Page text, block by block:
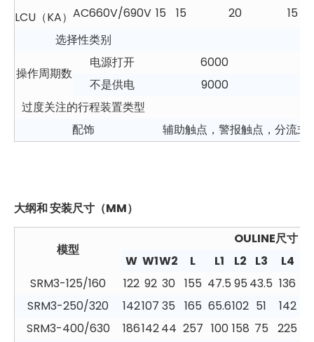
LCU（KA） AC660V/690V 15 15 20
15
选择性类别
操作周期数
电源打开 6000
不是供电
9000
过度关注的行程装置类型
配饰
辅助触点，警报触点，分流
大纲和安装尺寸（MM）
模型
OULINE尺寸
W W1W2 L L1 L2 L3 L4
SRM3-125/160
122 92 30 155 47.5 95 43.5 136
SRM3-250/320
142107 35 165 65.6102 51 142
SRM3-400/630
18614244 257 100 158 75 225